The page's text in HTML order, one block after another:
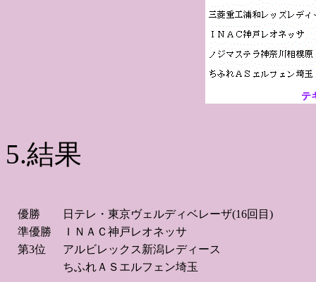
テ
5.結果
優勝
日テレ・東京ヴェルディベレーザ(16回目)
準優勝
ＩＮＡＣ神戸レオネッサ
第3位
アルビレックス新潟レディース
ちふれＡＳエルフェン埼玉